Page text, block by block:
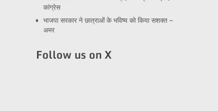
कांग्रेस
भाजपा सरकार ने छात्राओं के भविष्य को किया सशक्त –
अमर
Follow us on X